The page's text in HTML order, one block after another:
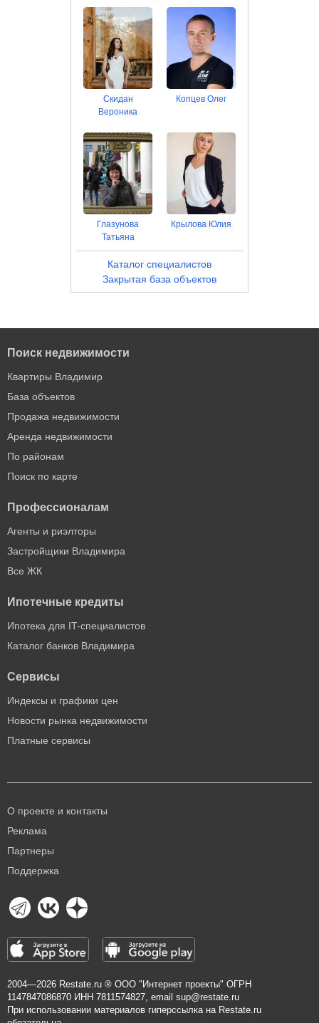
Скидан
Вероника
Копцев Олег
Глазунова
Татьяна
Крылова Юлия
Каталог специалистов
Закрытая база объектов
Поиск недвижимости
Квартиры Владимир
База объектов
Продажа недвижимости
Аренда недвижимости
По районам
Поиск по карте
Профессионалам
Агенты и риэлторы
Застройщики Владимира
Все ЖК
Ипотечные кредиты
Ипотека для IT-специалистов
Каталог банков Владимира
Сервисы
Индексы и графики цен
Новости рынка недвижимости
Платные сервисы
О проекте и контакты
Реклама
Партнеры
Поддержка
2004—2026 Restate.ru ® ООО "Интернет проекты" ОГРН
1147847086870 ИНН 7811574827, email sup@restate.ru
При использовании материалов гиперссылка на Restate.ru